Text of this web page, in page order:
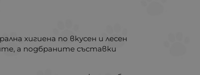
хигиена по вкусен и лесен
а подбраните съставки